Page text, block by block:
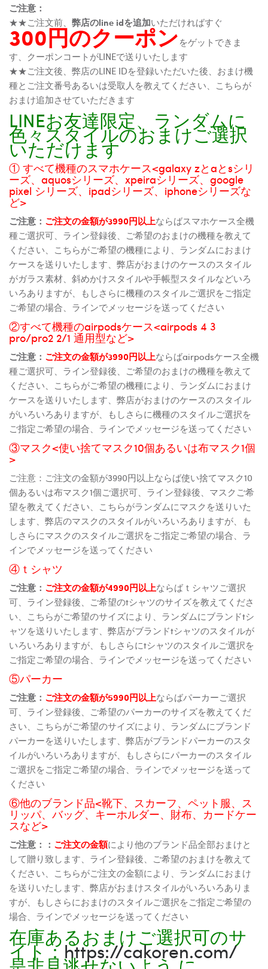
ご注意：
★★ご注文前、 弊店のline idを追加いただければすぐ
300円のクーポンをゲットできま
す、クーポンコートがLINEで送りいたします
★★ご注文後、弊店のLINE IDを登録いただいた後、おまけ機
種とご注文番号あるいは受取人を教えてください、こちらが
おまけ追加させていただきます
LINEお友達限定、ランダムに
色々スタイルのおまけご選択
いただけます
① すべて機種のスマホケース<galaxy zとaとsシリ
ーズ、aquosシリーズ、xpeiraシリーズ、google
pixel シリーズ、ipadシリーズ、iphoneシリーズな
ど>
ご注意： ご注文の金額が3990円以上ならばスマホケース全機
種ご選択可、ライン登録後、ご希望のおまけの機種を教えて
ください、こちらがご希望の機種により、ランダムにおまけ
ケースを送りいたします、弊店がおまけのケースのスタイル
がガラス素材、斜めかけスタイルや手帳型スタイルなどいろ
いろありますが、もしさらに機種のスタイルご選択をご指定
ご希望の場合、ラインでメッセージを送ってください
②すべて機種のairpodsケース<airpods 4 3
pro/pro2 2/1 通用型など>
ご注意： ご注文の金額が3990円以上ならばairpodsケース全機
種ご選択可、ライン登録後、ご希望のおまけの機種を教えて
ください、こちらがご希望の機種により、ランダムにおまけ
ケースを送りいたします、弊店がおまけのケースのスタイル
がいろいろありますが、もしさらに機種のスタイルご選択を
ご指定ご希望の場合、ラインでメッセージを送ってください
③マスク<使い捨てマスク10個あるいは布マスク1個
>
ご注意：ご注文の金額が3990円以上ならば使い捨てマスク10
個あるいは布マスク1個ご選択可、ライン登録後、マスクご希
望を教えてください、こちらがランダムにマスクを送りいた
します、弊店のマスクのスタイルがいろいろありますが、も
しさらにマスクのスタイルご選択をご指定ご希望の場合、ラ
インでメッセージを送ってください
④ｔシャツ
ご注意： ご注文の金額が4990円以上ならばｔシャツご選択
可、ライン登録後、ご希望のtシャツのサイズを教えてくださ
い、こちらがご希望のサイズにより、ランダムにブランドtシ
ャツを送りいたします、弊店がブランドtシャツのスタイルが
いろいろありますが、もしさらにtシャツのスタイルご選択を
ご指定ご希望の場合、ラインでメッセージを送ってください
⑤パーカー
ご注意： ご注文の金額が5990円以上ならばパーカーご選択
可、ライン登録後、ご希望のパーカーのサイズを教えてくだ
さい、こちらがご希望のサイズにより、ランダムにブランド
パーカーを送りいたします、弊店がブランドパーカーのスタ
イルがいろいろありますが、もしさらにパーカーのスタイル
ご選択をご指定ご希望の場合、ラインでメッセージを送って
ください
⑥他のブランド品<靴下、スカーフ、ペット服、ス
リッパ、バッグ、キーホルダー、財布、カードケー
スなど>
ご注意：： ご注文の金額により他のブランド品全部おまけと
して贈り致します、ライン登録後、ご希望のおまけを教えて
ください、こちらがご注文の金額により、ランダムにおまけ
を送りいたします、弊店がおまけスタイルがいろいろありま
すが、もしさらにおまけのスタイルご選択をご指定ご希望の
場合、ラインでメッセージを送ってください
在庫あるおまけご選択可のサ
イト：https://cakoren.com/